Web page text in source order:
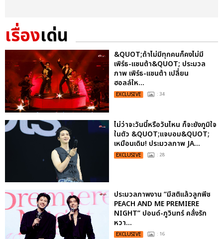
เรื่องเด่น
&QUOT;ถ้าไม่มีทุกคนก็คงไม่มี
เพิร์ธ-แซนต้า&QUOT; ประมวล
ภาพ เพิร์ธ-แซนต้า เปลี่ยน
ฮอลล์ให...
EXCLUSIVE : 34
ไม่ว่าจะวันนี้หรือวันไหน ก็จะยังภูมิใจ
ในตัว &QUOT;แจบอม&QUOT;
เหมือนเดิม! ประมวลภาพ JA...
EXCLUSIVE : 28
ประมวลภาพงาน “มีสติแล้วลูกพีช
PEACH AND ME PREMIERE
NIGHT” ปอนด์-ภูวินทร์ คลั่งรัก
หวา...
EXCLUSIVE : 16